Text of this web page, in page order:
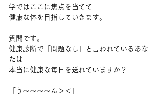
学ではここに焦点を当てて
健康な体を目指していきます。
質問です。
健康診断で「問題なし」と言われているあな
たは
本当に健康な毎日を送れていますか？
「う〜〜〜〜ん＞＜」